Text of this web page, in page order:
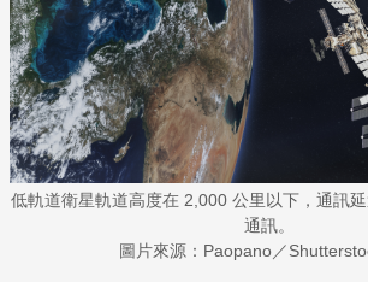
低軌道衛星軌道高度在 2,000 公里以下，通訊
通訊。
圖片來源：Paopano／